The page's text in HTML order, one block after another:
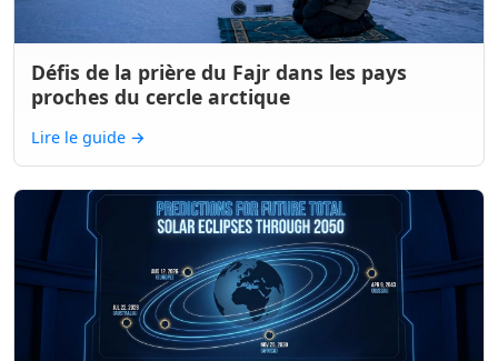
Défis de la prière du Fajr dans les pays
proches du cercle arctique
Lire le guide →